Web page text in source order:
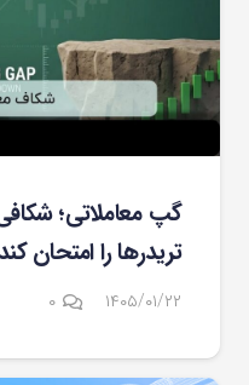
گپ معاملاتی؛ شکافی
تریدرها را امتحان
۱۴۰۵/۰۱/۲۲ ۰